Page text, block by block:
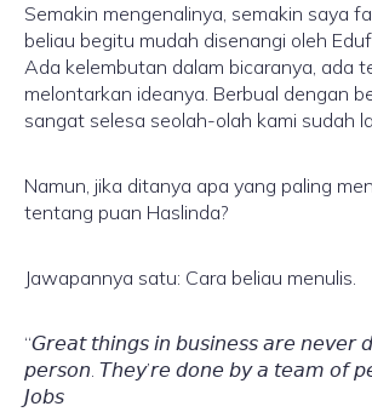
Semakin mengenalinya, semakin saya
beliau begitu mudah disenangi oleh
Ada kelembutan dalam bicaranya, ada
melontarkan ideanya. Berbual dengan
sangat selesa seolah-olah kami sudah
Namun, jika ditanya apa yang paling
tentang puan Haslinda?
Jawapannya satu: Cara beliau menulis.
“𝘎𝘳𝘦𝘢𝘵 𝘵𝘩𝘪𝘯𝘨𝘴 𝘪𝘯 𝘣𝘶𝘴𝘪𝘯𝘦𝘴𝘴 𝘢𝘳𝘦
𝘱𝘦𝘳𝘴𝘰𝘯. 𝘛𝘩𝘦𝘺’𝘳𝘦 𝘥𝘰𝘯𝘦 𝘣𝘺 𝘢 𝘵𝘦𝘢𝘮 𝘰𝘧
𝘑𝘰𝘣𝘴